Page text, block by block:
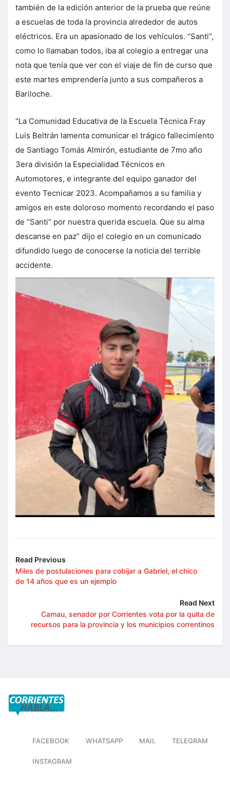
también de la edición anterior de la prueba que reúne
a escuelas de toda la provincia alrededor de autos
eléctricos. Era un apasionado de los vehículos. “Santi”,
como lo llamaban todos, iba al colegio a entregar una
nota que tenía que ver con el viaje de fin de curso que
este martes emprendería junto a sus compañeros a
Bariloche.
“La Comunidad Educativa de la Escuela Técnica Fray
Luis Beltrán lamenta comunicar el trágico fallecimiento
de Santiago Tomás Almirón, estudiante de 7mo año
3era división la Especialidad Técnicos en
Automotores, e integrante del equipo ganador del
evento Tecnicar 2023. Acompañamos a su familia y
amigos en este doloroso momento recordando el paso
de “Santi” por nuestra querida escuela. Que su alma
descanse en paz” dijo el colegio en un comunicado
difundido luego de conocerse la noticia del terrible
accidente.
Read Previous
Miles de postulaciones para cobijar a Gabriel, el chico
de 14 años que es un ejemplo
Read Next
Camau, senador por Corrientes vota por la quita de
recursos para la provincia y los municipios correntinos
FACEBOOK WHATSAPP MAIL TELEGRAM
INSTAGRAM